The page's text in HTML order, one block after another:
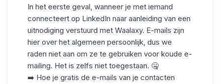
In het eerste geval, wanneer je met iemand
connecteert op LinkedIn naar aanleiding van een
uitnodiging verstuurd met Waalaxy. E-mails zijn
hier over het algemeen persoonlijk, dus we
raden niet aan om ze te gebruiken voor koude e-
mailing. Het is zelfs niet toegestaan. 🤐
➡️ Hoe je gratis de e-mails van je contacten